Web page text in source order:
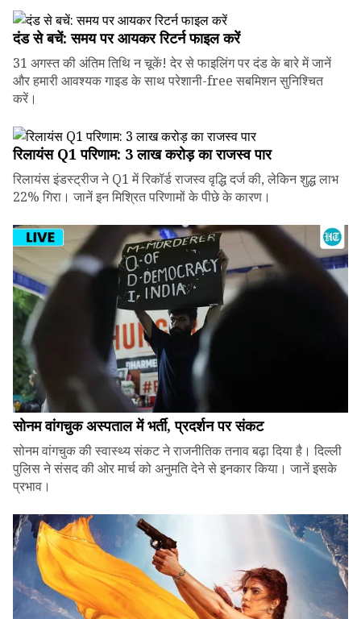
दंड से बचें: समय पर आयकर रिटर्न फाइल करें
31 अगस्त की अंतिम तिथि न चूकें! देर से फाइलिंग पर दंड के बारे में जानें
और हमारी आवश्यक गाइड के साथ परेशानी-free सबमिशन सुनिश्चित
करें।
रिलायंस Q1 परिणाम: ₹3 लाख करोड़ का राजस्व पार
रिलायंस इंडस्ट्रीज ने Q1 में रिकॉर्ड राजस्व वृद्धि दर्ज की, लेकिन शुद्ध लाभ
22% गिरा। जानें इन मिश्रित परिणामों के पीछे के कारण।
सोनम वांगचुक अस्पताल में भर्ती, प्रदर्शन पर संकट
सोनम वांगचुक की स्वास्थ्य संकट ने राजनीतिक तनाव बढ़ा दिया है। दिल्ली
पुलिस ने संसद की ओर मार्च को अनुमति देने से इनकार किया। जानें इसके
प्रभाव।